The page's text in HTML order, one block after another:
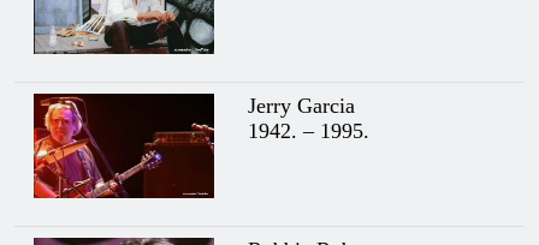
Jerry Garcia
1942. – 1995.